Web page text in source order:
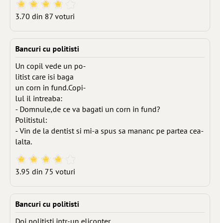
3.70 din 87 voturi
Bancuri cu politisti
Un copil vede un po-
litist care isi baga
un corn in fund.Copi-
lul il intreaba:
- Domnule,de ce va bagati un corn in fund?
Politistul:
- Vin de la dentist si mi-a spus sa mananc pe partea cea-
lalta.
3.95 din 75 voturi
Bancuri cu politisti
Doi politisti intr-un elicopter.